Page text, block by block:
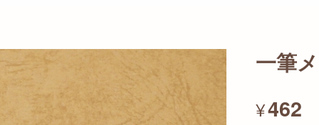
一筆
¥462